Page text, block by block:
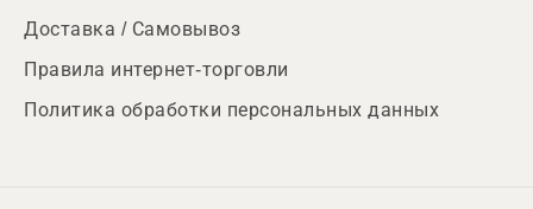
Доставка / Самовывоз
Правила интернет-торговли
Политика обработки персональных данных